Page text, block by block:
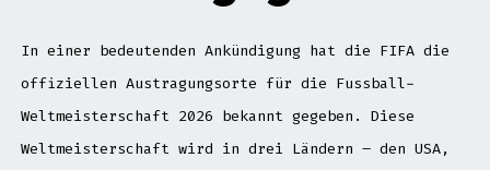
In einer bedeutenden Ankündigung hat die FIFA die
offiziellen Austragungsorte für die Fussball-
Weltmeisterschaft 2026 bekannt gegeben. Diese
Weltmeisterschaft wird in drei Ländern – den USA,